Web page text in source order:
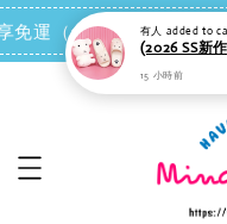
運（台灣離島地區除外）
15 小時前